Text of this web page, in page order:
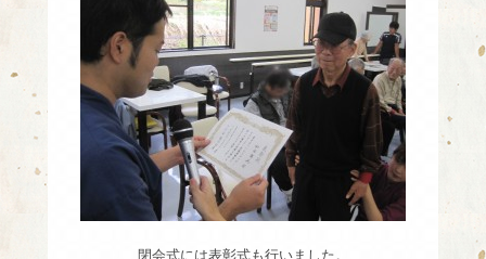
閉会式には表彰式も行いました。